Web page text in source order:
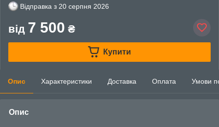
Відправка з 20 серпня 2026
від 7 500 ₴
Купити
Опис Характеристики Доставка Оплата Умови
Опис